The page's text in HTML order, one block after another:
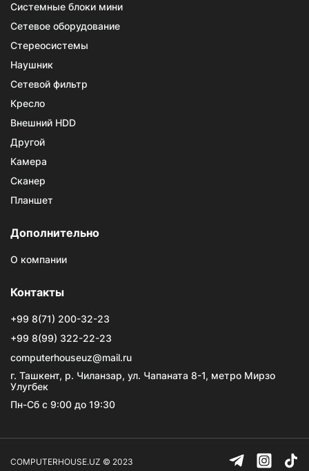
Системные блоки мини
Сетевое оборудование
Стереосистемы
Наушник
Сетевой фильтр
Кресло
Внешний HDD
Другой
Камера
Сканер
Планшет
Дополнительно
О компании
Контакты
+99 8(71) 200-32-23
+99 8(99) 322-22-23
computerhouseuz@mail.ru
г. Ташкент, р. Чиланзар, ул. Чапаната 8-1, метро Мирзо
Улугбек
Пн-Сб с 9:00 до 19:30
COMPUTERHOUSE.UZ © 2023